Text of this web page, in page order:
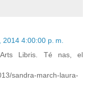
4:00:00 p. m.
Libris. Té nas, el
sandra-march-laura-